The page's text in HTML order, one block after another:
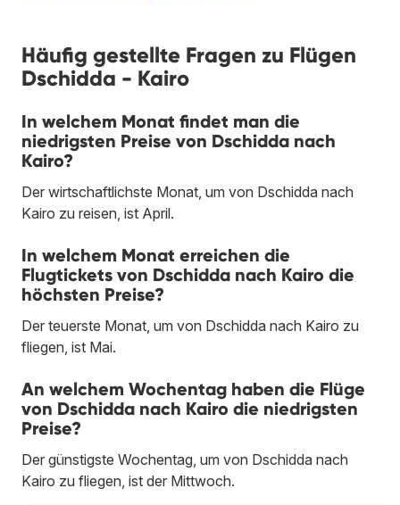
Häufig gestellte Fragen zu Flügen
Dschidda - Kairo
In welchem Monat findet man die
niedrigsten Preise von Dschidda nach
Kairo?
Der wirtschaftlichste Monat, um von Dschidda nach
Kairo zu reisen, ist April.
In welchem Monat erreichen die
Flugtickets von Dschidda nach Kairo die
höchsten Preise?
Der teuerste Monat, um von Dschidda nach Kairo zu
fliegen, ist Mai.
An welchem Wochentag haben die Flüge
von Dschidda nach Kairo die niedrigsten
Preise?
Der günstigste Wochentag, um von Dschidda nach
Kairo zu fliegen, ist der Mittwoch.